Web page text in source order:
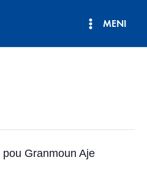
MENI
pou Granmoun Aje